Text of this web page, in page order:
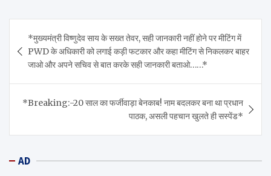
navigation
*मुख्यमंत्री विष्णुदेव साय के सख्त तेवर, सही जानकारी नहीं होने पर मीटिंग में
PWD के अधिकारी को लगाई कड़ी फटकार और कहा मीटिंग से निकलकर बाहर
जाओ और अपने सचिव से बात करके सही जानकारी बताओ……*
*Breaking:-20 साल का फर्जीवाड़ा बेनकाब! नाम बदलकर बना था प्रधान
पाठक, असली पहचान खुलते ही सस्पेंड*
AD